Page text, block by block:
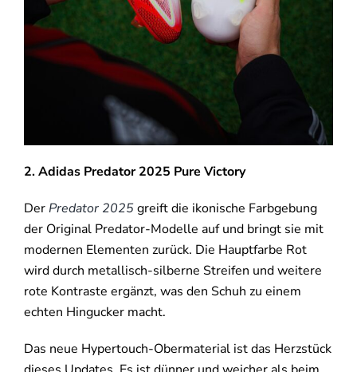
2. Adidas Predator 2025 Pure Victory
DerPredator 2025greift die ikonische Farbgebung
der Original Predator-Modelle auf und bringt sie mit
modernen Elementen zurück. Die Hauptfarbe Rot
wird durch metallisch-silberne Streifen und weitere
rote Kontraste ergänzt, was den Schuh zu einem
echten Hingucker macht.
Das neue Hypertouch-Obermaterial ist das Herzstück